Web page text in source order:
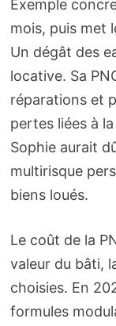
Exemple
mois, puis met
Un dégât des
locative. Sa
réparations et
pertes liées à
Sophie aurait
multirisque
biens loués.
Le coût de la
valeur du bâti,
choisies. En
formules